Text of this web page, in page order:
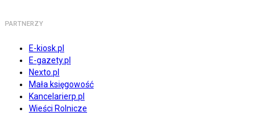
PARTNERZY
E-kiosk.pl
E-gazety.pl
Nexto.pl
Mała księgowość
Kancelarierp.pl
Wieści Rolnicze